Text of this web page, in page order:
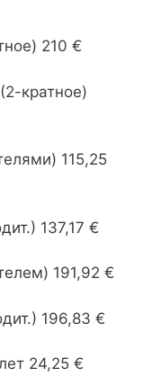
210 €
кратное)
115,25
137,17 €
191,92 €
196,83 €
24,25 €